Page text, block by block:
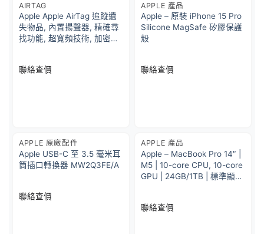
AIRTAG
Apple Apple AirTag 追蹤遺
失物品, 內置揚聲器, 精確尋
找功能, 超寬頻技術, 加密保
聯絡查價
APPLE 產品
Apple – 原裝 iPhone 15 Pro
Silicone MagSafe 矽膠保護
殼
聯絡查價
APPLE 原廠配件
Apple USB-C 至 3.5 毫米耳
筒插口轉換器 MW2Q3FE/A
聯絡查價
APPLE 產品
Apple – MacBook Pro 14″ |
M5 | 10-core CPU, 10-core
GPU | 24GB/1TB | 標準顯示
聯絡查價